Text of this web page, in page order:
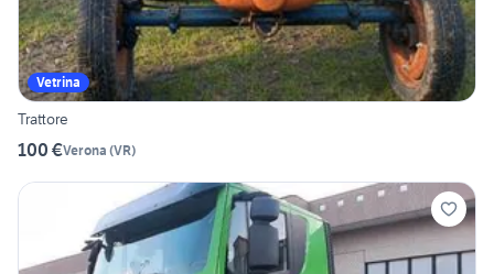
Vetrina
Trattore
100 €Verona (VR)